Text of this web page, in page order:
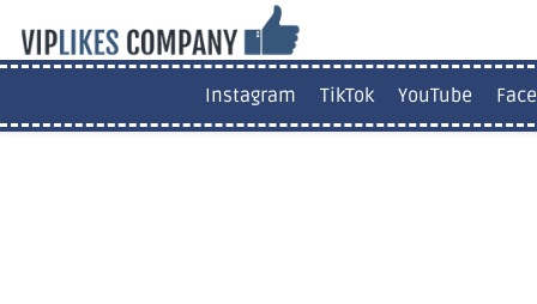
Instagram TikTok YouTube